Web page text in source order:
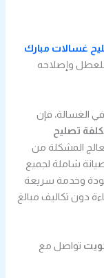
غسالات مبارك
وإصلاحه
الغسالة، فإن
تصليح
المشكلة من
شاملة لجميع
وخدمة سريعة
دون تكاليف مبالغ
تواصل مع